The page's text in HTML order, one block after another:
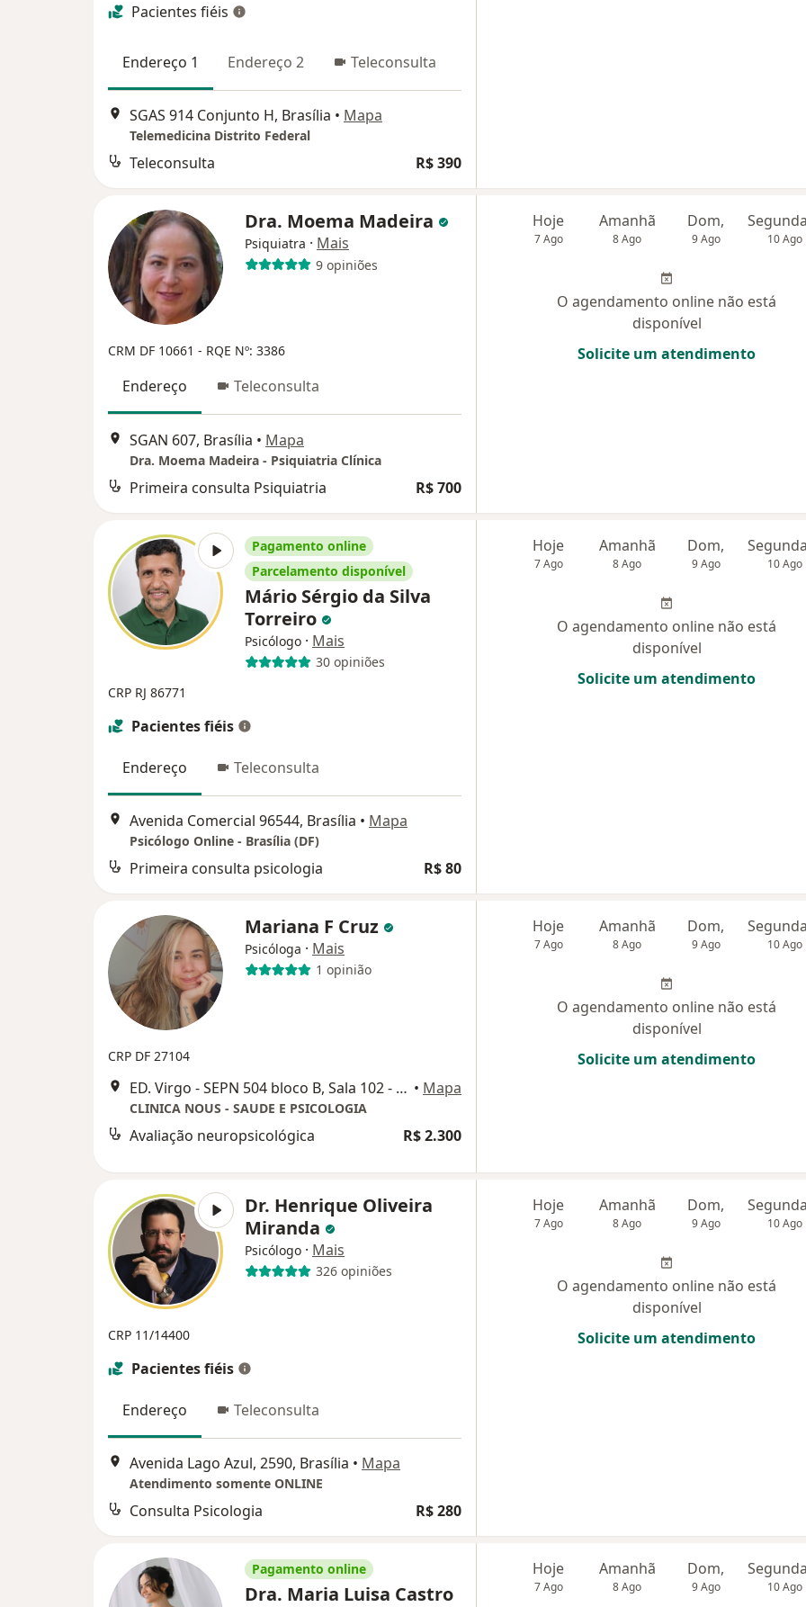
Pacientes fiéis
Endereço 1 Endereço 2 Teleconsulta
SGAS 914 Conjunto H, Brasília • Mapa
Telemedicina Distrito Federal
Teleconsulta R$ 390
Dra. Moema Madeira
Psiquiatra · Mais
9 opiniões
CRM DF 10661 - RQE Nº: 3386
Endereço Teleconsulta
SGAN 607, Brasília • Mapa
Dra. Moema Madeira - Psiquiatria Clínica
Primeira consulta Psiquiatria R$ 700
Hoje
7 Ago
Amanhã
8 Ago
Dom,
9 Ago 10 Ago
O agendamento online não está
disponível
Solicite um atendimento
Pagamento online
Parcelamento disponível
Mário Sérgio da Silva
Torreiro
Psicólogo · Mais
30 opiniões
CRP RJ 86771
Pacientes fiéis
Endereço Teleconsulta
Avenida Comercial 96544, Brasília • Mapa
Psicólogo Online - Brasília (DF)
Primeira consulta psicologia R$ 80
Hoje
7 Ago
Amanhã
8 Ago
Dom,
9 Ago 10 Ago
O agendamento online não está
disponível
Solicite um atendimento
Mariana F Cruz
Psicóloga · Mais
1 opinião
CRP DF 27104
ED. Virgo - SEPN 504 bloco B, Sala 102 - Asa Norte, Brasília • Mapa
CLINICA NOUS - SAUDE E PSICOLOGIA
Avaliação neuropsicológica R$ 2.300
Hoje
7 Ago
Amanhã
8 Ago
Dom,
9 Ago 10 Ago
O agendamento online não está
disponível
Solicite um atendimento
Dr. Henrique Oliveira
Miranda
Psicólogo · Mais
326 opiniões
CRP 11/14400
Pacientes fiéis
Endereço Teleconsulta
Avenida Lago Azul, 2590, Brasília • Mapa
Atendimento somente ONLINE
Consulta Psicologia R$ 280
Hoje
7 Ago
Amanhã
8 Ago
Dom,
9 Ago 10 Ago
O agendamento online não está
disponível
Solicite um atendimento
Pagamento online
Dra. Maria Luisa Castro
Hoje
7 Ago
Amanhã
8 Ago
Dom,
9 Ago 10 Ago